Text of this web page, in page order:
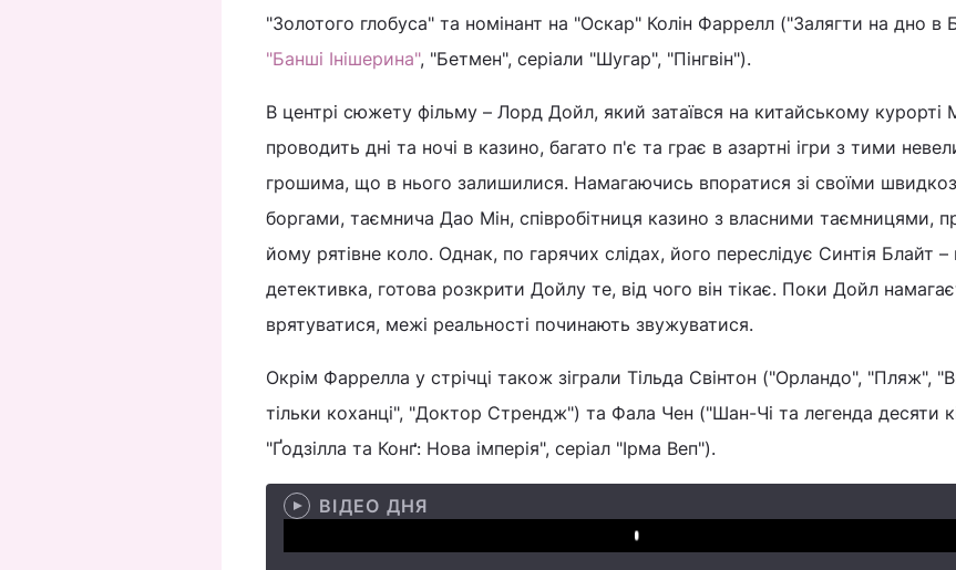
"Золотого глобуса" та номінант на "Оскар" Колін Фаррелл ("Залягти на дно в
"Банші Інішерина", "Бетмен", серіали "Шугар", "Пінгвін").
В центрі сюжету фільму – Лорд Дойл, який затаївся на китайському курорті
проводить дні та ночі в казино, багато п'є та грає в азартні ігри з тими
грошима, що в нього залишилися. Намагаючись впоратися зі своїми
боргами, таємнича Дао Мін, співробітниця казино з власними таємницями,
йому рятівне коло. Однак, по гарячих слідах, його переслідує Синтія Блайт –
детективка, готова розкрити Дойлу те, від чого він тікає. Поки Дойл
врятуватися, межі реальності починають звужуватися.
Окрім Фаррелла у стрічці також зіграли Тільда Свінтон ("Орландо", "Пляж",
тільки коханці", "Доктор Стрендж") та Фала Чен ("Шан-Чі та легенда десяти
"Ґодзілла та Конґ: Нова імперія", серіал "Ірма Веп").
ВІДЕО ДНЯ
Play